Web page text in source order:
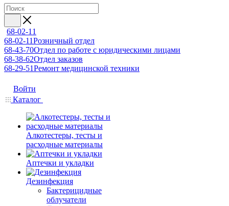
68-02-11
68-02-11Розничный отдел
68-43-70Отдел по работе с юридическими лицами
68-38-62Отдел заказов
68-29-51Ремонт медицинской техники
Войти
Каталог
Алкотестеры, тесты и
расходные материалы
Аптечки и укладки
Дезинфекция
Бактерицидные
облучатели